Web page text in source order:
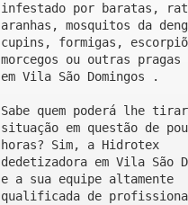
infestado por baratas,
aranhas, mosquitos da
cupins, formigas,
morcegos ou outras pragas
em Vila São Domingos .
Sabe quem poderá lhe
situação em questão de
horas? Sim, a Hidrotex
dedetizadora em Vila São
e a sua equipe altamente
qualificada de